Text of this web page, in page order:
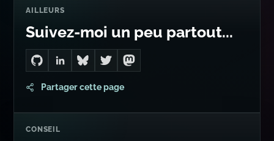
AILLEURS
Suivez-moi un peu partout...
Go to Dan's GitHub
Connect with me on LinkedIn
Follow me on Bluesky
Follow me on Twitter
Follow me on Mastodon
Partager cette page
CONSEIL